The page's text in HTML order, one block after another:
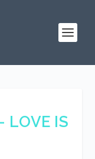
LOVE IS